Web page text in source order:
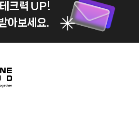
크력 UP!
아보세요.